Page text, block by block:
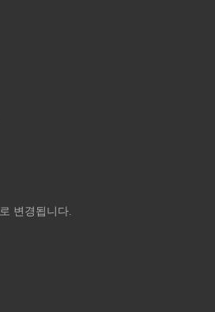
변경됩니다.